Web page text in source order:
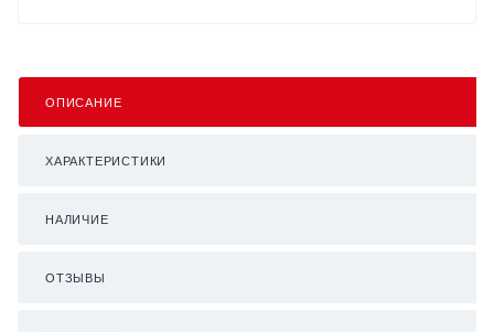
ОПИСАНИЕ
ХАРАКТЕРИСТИКИ
НАЛИЧИЕ
ОТЗЫВЫ